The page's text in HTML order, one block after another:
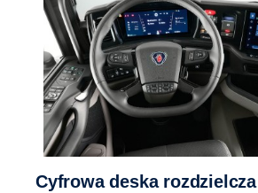
Cyfrowa deska rozdzielcza